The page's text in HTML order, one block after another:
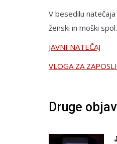
V besedilu
ženski in moški spol.
JAVNI NATEČAJ
VLOGA ZA
Druge